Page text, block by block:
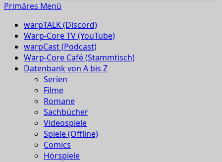
Primäres Menü
warpTALK (Discord)
Warp-Core TV (YouTube)
warpCast (Podcast)
Warp-Core Café (Stammtisch)
Datenbank von A bis Z
Serien
Filme
Romane
Sachbücher
Videospiele
Spiele (Offline)
Comics
Hörspiele